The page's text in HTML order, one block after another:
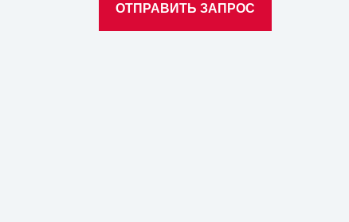
ОТПРАВИТЬ ЗАПРОС